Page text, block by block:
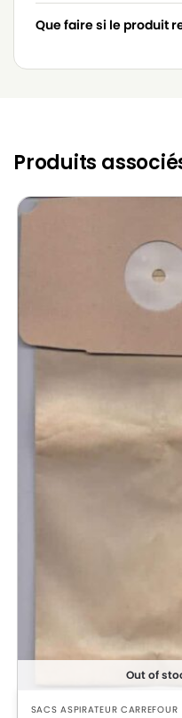
Que faire si le produit
Produits
Out of
SACS ASPIRATEUR CARREFOUR